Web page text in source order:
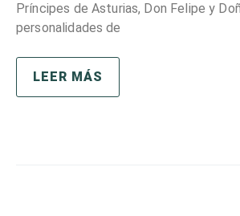
Príncipes de Asturias, Don Felipe y
personalidades de
LEER MÁS